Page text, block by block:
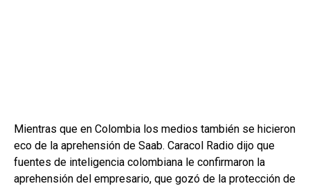
Mientras que en Colombia los medios también se hicieron
eco de la aprehensión de Saab. Caracol Radio dijo que
fuentes de inteligencia colombiana le confirmaron la
aprehensión del empresario, que gozó de la protección de